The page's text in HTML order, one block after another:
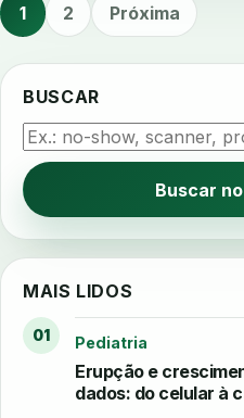
1 2 Próxima
BUSCAR
Buscar
MAIS LIDOS
01 Pediatria
Erupção e
dados: do celular à